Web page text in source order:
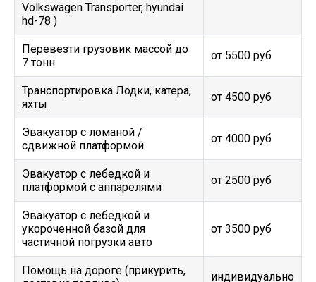
Volkswagen Transporter, hyundai
hd-78 )
Перевезти грузовик массой до
7 тонн
от 5500 руб
Транспортировка Лодки, катера,
яхты
от 4500 руб
Эвакуатор c ломаной /
сдвижной платформой
от 4000 руб
Эвакуатор с лебедкой и
платформой с аппарелями
от 2500 руб
Эвакуатор с лебедкой и
укороченной базой для
частичной погрузки авто
от 3500 руб
Помощь на дороге (прикурить,
индивидуально